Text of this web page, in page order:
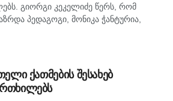
გიორგი კეკელიძე წერს, რომ
პედაგოგი, მონიკა ჭანტურია,
მიმართ განსაკუთრებული
„არასდროს მგონებია, რომ აქ,
ქათმების შესახებ